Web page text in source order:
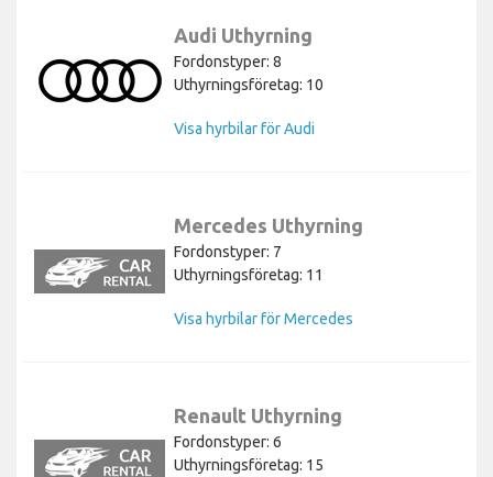
Audi Uthyrning
Fordonstyper: 8
Uthyrningsföretag: 10
Visa hyrbilar för Audi
Mercedes Uthyrning
Fordonstyper: 7
Uthyrningsföretag: 11
Visa hyrbilar för Mercedes
Renault Uthyrning
Fordonstyper: 6
Uthyrningsföretag: 15